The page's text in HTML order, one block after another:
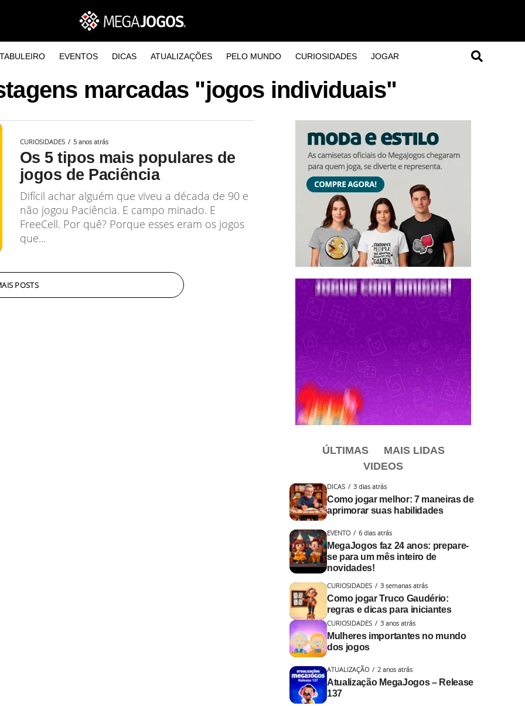
EVENTOS DICAS ATUALIZAÇÕES PELO MUNDO CURIOSIDADES JOGAR
marcadas "jogos individuais"
CURIOSIDADES 5 anos atrás
Os 5 tipos mais populares de
jogos de Paciência
Difícil achar alguém que viveu a década de 90 e
não jogou Paciência. E campo minado. E
FreeCell. Por quê? Porque esses eram os jogos
que...
POSTS
ÚLTIMAS
MAIS LIDAS
VIDEOS
DICAS 3 dias atrás
Como jogar melhor: 7 maneiras de
aprimorar suas habilidades
EVENTO 6 dias atrás
MegaJogos faz 24 anos: prepare-
se para um mês inteiro de
novidades!
CURIOSIDADES 3 semanas atrás
Como jogar Truco Gaudério:
regras e dicas para iniciantes
CURIOSIDADES 3 anos atrás
Mulheres importantes no mundo
dos jogos
ATUALIZAÇÃO 2 anos atrás
Atualização MegaJogos – Release
137